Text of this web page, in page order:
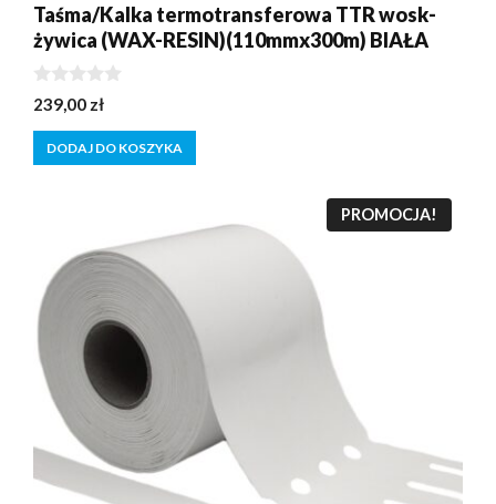
Taśma/Kalka termotransferowa TTR wosk-
żywica (WAX-RESIN)(110mmx300m) BIAŁA
0
z
5
239,00 zł
DODAJ DO KOSZYKA
PROMOCJA!